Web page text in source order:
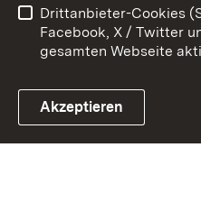
Link zum Landesportal
Impressum
Drittanbieter-Cookies
Facebook, X / Twitter
gesamten Webseite
Akzeptieren